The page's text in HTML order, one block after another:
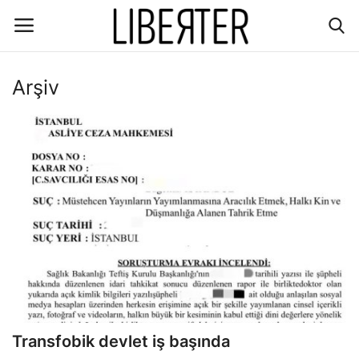
İletişim
Gündem
Dünya/hali
Düşünce
Ekonomi
Arşiv
Transfobik devlet iş başında